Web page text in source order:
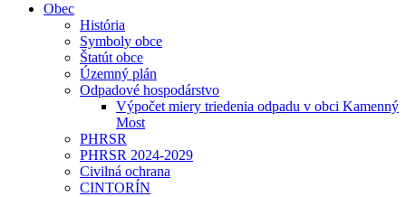
Obec
História
Symboly obce
Štatút obce
Územný plán
Odpadové hospodárstvo
Výpočet miery triedenia odpadu v obci Kamenný
Most
PHRSR
PHRSR 2024-2029
Civilná ochrana
CINTORÍN